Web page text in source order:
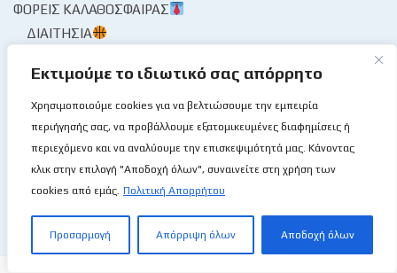
Εκτιμούμε το ιδιωτικό σας απόρρητο
Χρησιμοποιούμε cookies για να βελτιώσουμε την εμπειρία
περιήγησής σας, να προβάλλουμε εξατομικευμένες διαφημίσεις ή
περιεχόμενο και να αναλύουμε την επισκεψιμότητά μας. Κάνοντας
κλικ στην επιλογή "Αποδοχή όλων", συναινείτε στη χρήση των
cookies από εμάς. Πολιτική Απορρήτου
Προσαρμογή Απόρριψη όλων Αποδοχή όλων
ΦΟΡΕΊΣ ΚΑΛΑΘΌΣΦΑΙΡΑΣ
ΔΙΑΙΤΗΣΊΑ
ΚΡΙΤΈΣ
ΣΤΑΤΙΣΤΙΚΉ ΥΠΗΡΕΣΊΑ
ΧΡΟΝΟΓΡΆΦΗΜΑ
ΨΊΘΥΡΟΙ
ΩΡΑΊΑ ΜΟΥ ΚΥΡΊΑ